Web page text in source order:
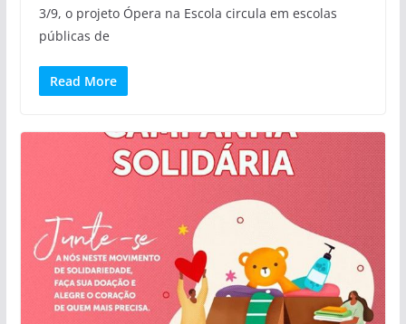
3/9, o projeto Ópera na Escola circula em escolas
públicas de
Read More